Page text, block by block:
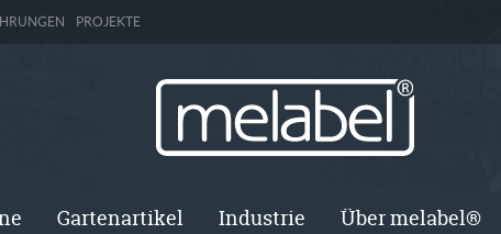
PROJEKTE
Gartenartikel Industrie Über melabel®